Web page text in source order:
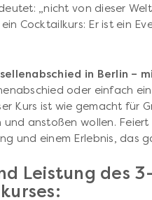
„nicht von dieser
Cocktailkurs: Er ist ein
in Berlin –
oder einfach
Kurs ist wie gemacht für
und anstoßen wollen.
und einem Erlebnis, das
Leistung des